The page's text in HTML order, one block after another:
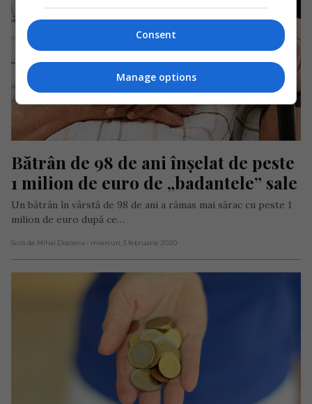
Bătrân de 98 de ani înșelat de peste
1 milion de euro de „badantele” sale
Un bătrân în vârstă de 98 de ani a rămas mai sărac cu peste 1
milion de euro după ce…
Scris de Mihai Diaconu - miercuri, 5 februarie 2020
Consent
Manage options